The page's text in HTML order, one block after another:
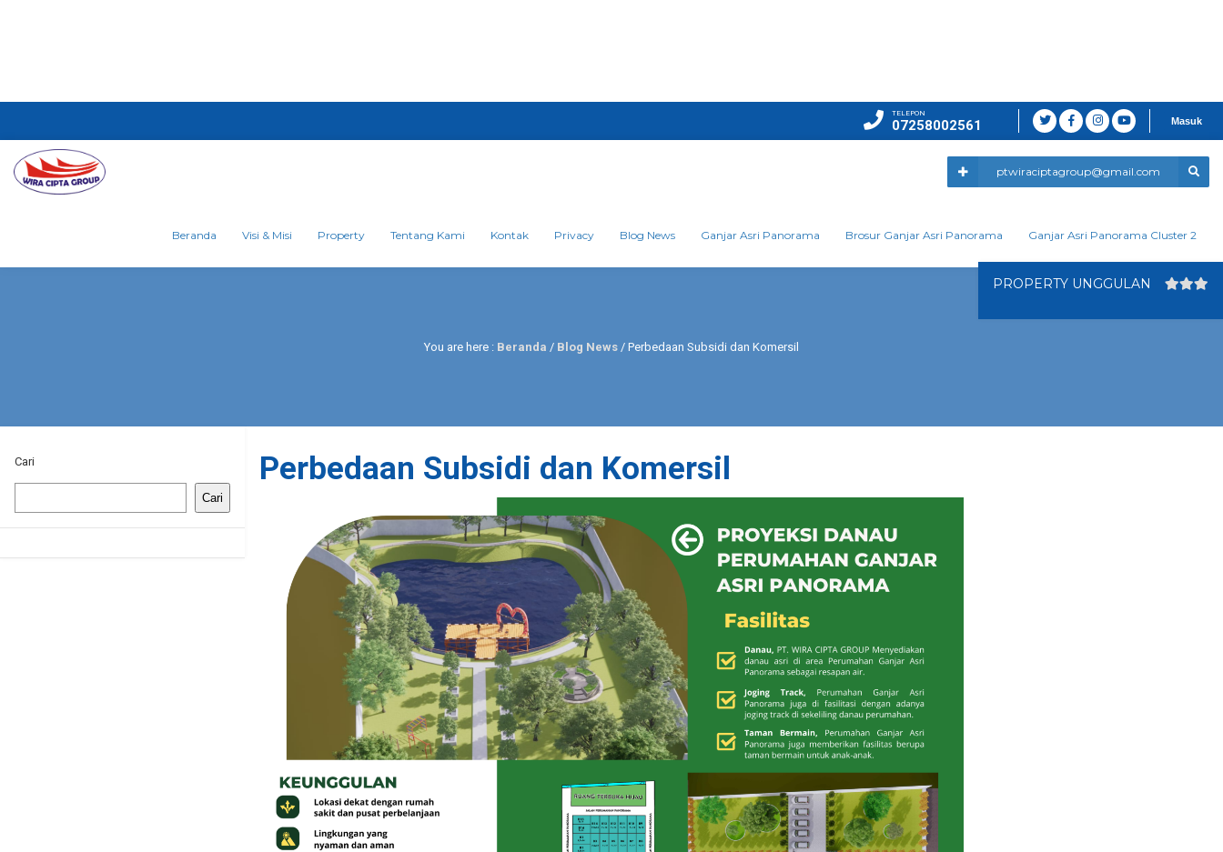
TELEPON
07258002561 Masuk
ptwiraciptagroup@gmail.com
Beranda Visi & Misi Property Tentang Kami Kontak Privacy Blog News Ganjar Asri Panorama Brosur Ganjar Asri Panorama Ganjar Asri Panorama Cluster 2
You are here : Beranda / Blog News / Perbedaan Subsidi dan Komersil
Perbedaan Subsidi dan Komersil
PROPERTY UNGGULAN
Cari
Cari